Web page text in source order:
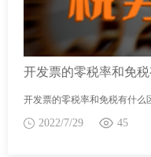
开发票的零税率和免税
开发票的零税率和免税有什
2022/7/29 45